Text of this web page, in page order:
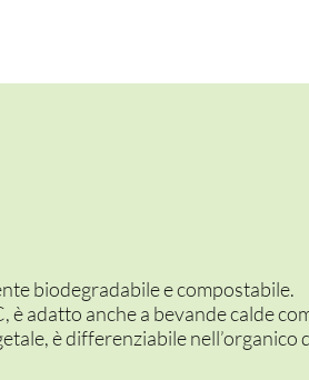
biodegradabile e compostabile.
è adatto anche a bevande calde
è differenziabile nell’organico